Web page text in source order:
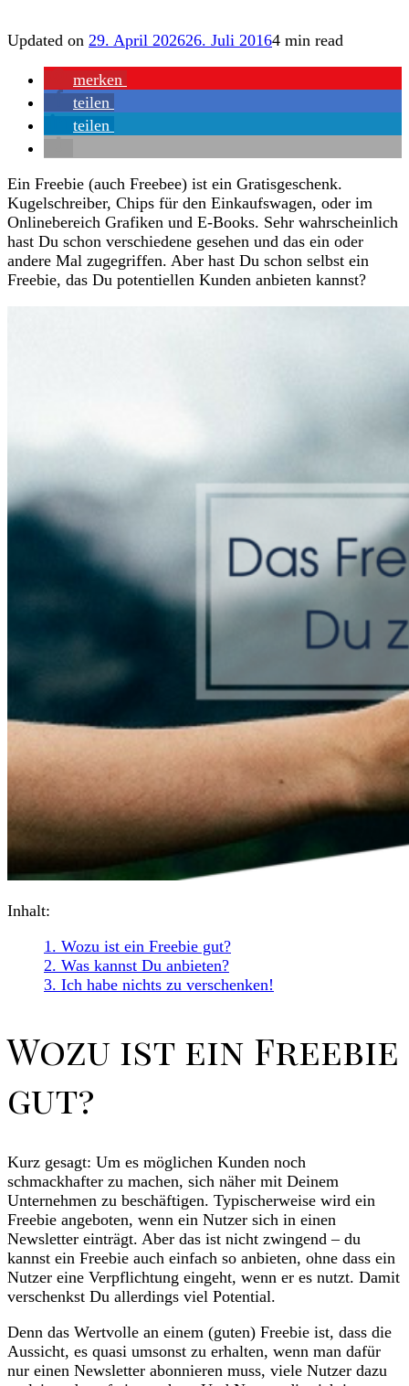
Updated on 29. April 202626. Juli 20164 min read
merken
teilen
teilen
Ein Freebie (auch Freebee) ist ein Gratisgeschenk.
Kugelschreiber, Chips für den Einkaufswagen, oder im
Onlinebereich Grafiken und E-Books. Sehr wahrscheinlich
hast Du schon verschiedene gesehen und das ein oder
andere Mal zugegriffen. Aber hast Du schon selbst ein
Freebie, das Du potentiellen Kunden anbieten kannst?
Inhalt:
1. Wozu ist ein Freebie gut?
2. Was kannst Du anbieten?
3. Ich habe nichts zu verschenken!
Wozu ist ein Freebie
gut?
Kurz gesagt: Um es möglichen Kunden noch
schmackhafter zu machen, sich näher mit Deinem
Unternehmen zu beschäftigen. Typischerweise wird ein
Freebie angeboten, wenn ein Nutzer sich in einen
Newsletter einträgt. Aber das ist nicht zwingend – du
kannst ein Freebie auch einfach so anbieten, ohne dass ein
Nutzer eine Verpflichtung eingeht, wenn er es nutzt. Damit
verschenkst Du allerdings viel Potential.
Denn das Wertvolle an einem (guten) Freebie ist, dass die
Aussicht, es quasi umsonst zu erhalten, wenn man dafür
nur einen Newsletter abonnieren muss, viele Nutzer dazu